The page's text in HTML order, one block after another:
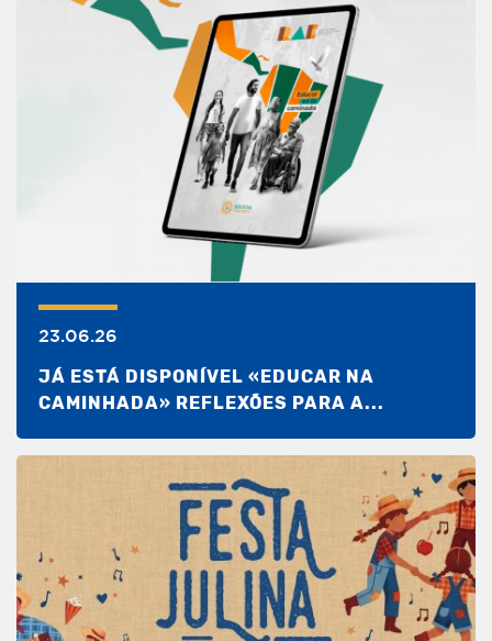
23.06.26
JÁ ESTÁ DISPONÍVEL «EDUCAR NA
CAMINHADA» REFLEXÕES PARA A...